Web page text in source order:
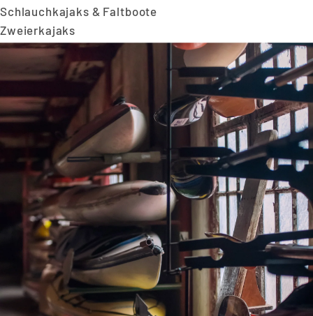
Schlauchkajaks & Faltboote
Zweierkajaks